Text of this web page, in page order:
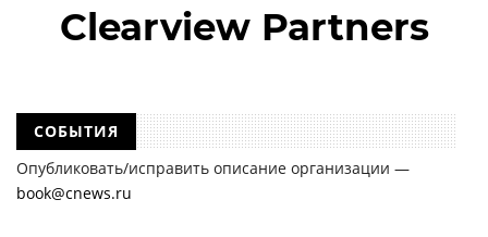
Clearview Partners
СОБЫТИЯ
Опубликовать/исправить описание организации —
book@cnews.ru